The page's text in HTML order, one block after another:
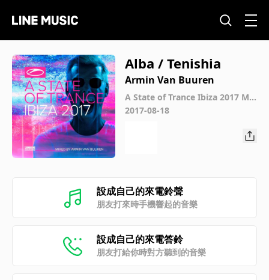
Alba / Tenishia
Armin Van Buuren
A State of Trance Ibiza 2017 Mix
ed by Armin van Buuren
2017-08-18
設成自己的來電鈴聲
朋友打來時手機響起的音樂
設成自己的來電答鈴
朋友打給你時對方聽到的音樂